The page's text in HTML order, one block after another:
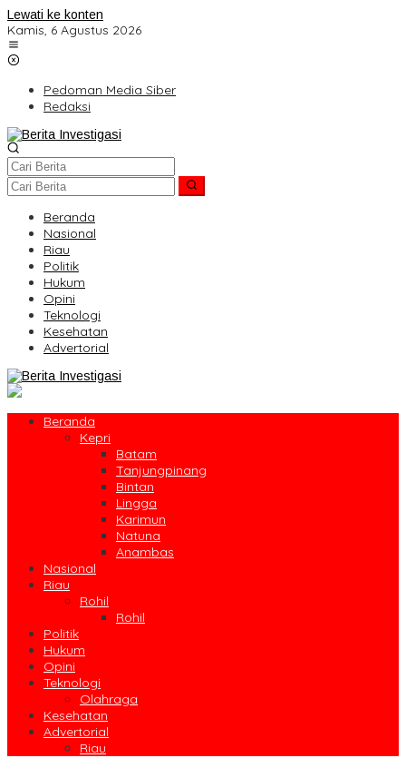
Lewati ke konten
Kamis, 6 Agustus 2026
Pedoman Media Siber
Redaksi
Beranda
Nasional
Riau
Politik
Hukum
Opini
Teknologi
Kesehatan
Advertorial
Beranda
Kepri
Batam
Tanjungpinang
Bintan
Lingga
Karimun
Natuna
Anambas
Nasional
Riau
Rohil
Rohil
Politik
Hukum
Opini
Teknologi
Olahraga
Kesehatan
Advertorial
Riau